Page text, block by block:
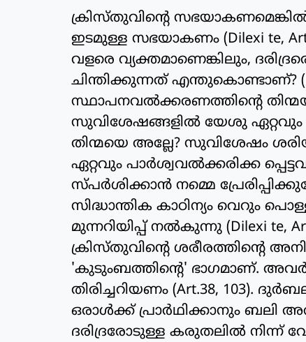
ക്രിസ്തുവിന്റെ സഭയാകണമെങ്കില്‍,
ഇടമുള്ള സഭയാകണം (Dilexi te,
വളരെ വ്യക്തമാണെങ്കിലും,
ചിന്തിക്കുന്നത് എന്തുകൊണ്ടാണ്?
സ്ഥാപനവല്‍ക്കരണത്തിന്റെ
സുവിശേഷങ്ങളില്‍ യേശു ഏറ്റവും
തിന്മയെ അല്ലേ? സുവിശേഷം
ഏറ്റവും പാര്‍ശ്വവല്‍ക്കരിക്ക
സ്പര്‍ശിക്കാന്‍ നമ്മെ
സിദ്ധാന്തിക കാഠിന്യം വെറും
മുന്നറിയിപ്പ് നല്‍കുന്നു (Dilexi te,
ക്രിസ്തുവിന്റെ ശരീരത്തിന്റെ
'കുടുംബത്തിന്റെ' ഭാഗമാണ്.
തിരിച്ചറിയണം (Art.38, 103).
ഒരാള്‍ക്ക് പ്രാര്‍ഥിക്കാനും ബലി
ദരിദ്രരോടുള്ള കരുതലില്‍ നിന്ന്